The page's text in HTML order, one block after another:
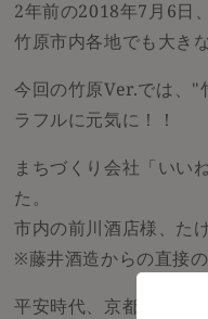
2年前の2018年7月6日
竹原市内各地でも大き
今回の竹原Ver.では、"
ラフルに元気に！！
まちづくり会社「いい
た。
市内の前川酒店様、た
※藤井酒造からの直接
平安時代、京都・下鴨